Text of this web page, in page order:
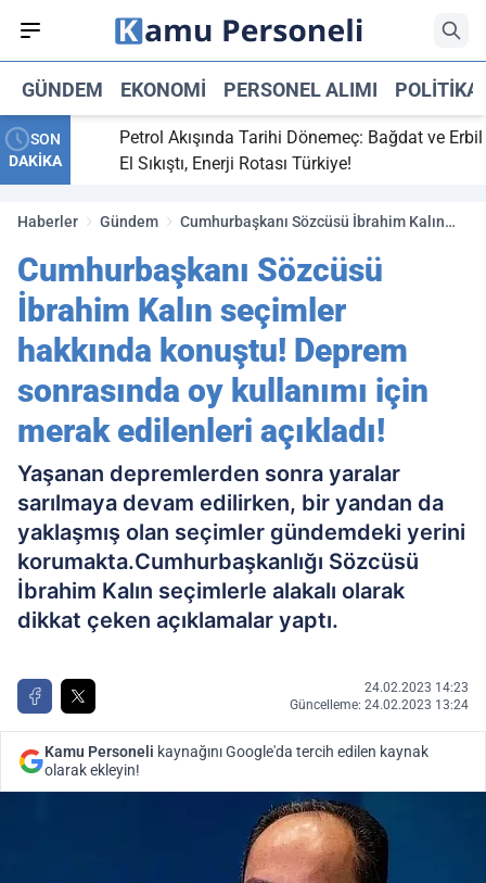
GÜNDEM EKONOMI PERSONEL ALIMI POLITIKA
SON
DAKİKA
maç
Petrol Akışında Tarihi Dönemeç: Bağdat ve Erbil
El Sıkıştı, Enerji Rotası Türkiye!
Haberler Gündem
Cumhurbaşkanı Sözcüsü İbrahim Kalın
sonrasında oy kullanımı için merak
edilenleri açıkladı!
Cumhurbaşkanı Sözcüsü
İbrahim Kalın seçimler
hakkında konuştu! Deprem
sonrasında oy kullanımı için
merak edilenleri açıkladı!
Yaşanan depremlerden sonra yaralar
sarılmaya devam edilirken, bir yandan da
yaklaşmış olan seçimler gündemdeki yerini
korumakta.Cumhurbaşkanlığı Sözcüsü
İbrahim Kalın seçimlerle alakalı olarak
dikkat çeken açıklamalar yaptı.
24.02.2023 14:23
Güncelleme: 24.02.2023 13:24
Kamu Personeli kaynağını Google'da tercih edilen kaynak
olarak ekleyin!